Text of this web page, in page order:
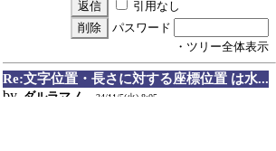
引用なし
パスワード
・ツリー全体表示
Re:文字位置・長さに対する座標位置 は水...
by ダルラマノ 24/11/5(火) 8:05